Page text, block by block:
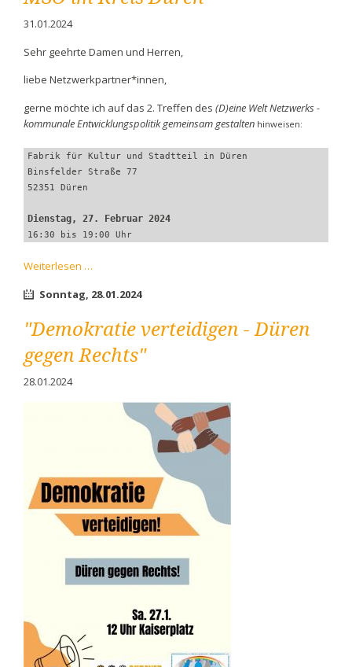
kommunale
gemeinsam
31.01.2024
Sehr geehrte Damen und Herren,
liebe Netzwerkpartner*innen,
gerne möchte ich auf das 2. Treffen des (D)eine Welt Netzwerks -
kommunale Entwicklungspolitik gemeinsam gestalten hinweisen:
Fabrik für Kultur und Stadtteil in Düren
Binsfelder Straße 77
52351 Düren
Dienstag, 27. Februar 2024
16:30 bis 19:00 Uhr
Weiterlesen …Entwicklungspolitisch
MSO
Kreis
Sonntag, 28.01.2024
"Demokratie verteidigen - Düren
gegen Rechts"
28.01.2024